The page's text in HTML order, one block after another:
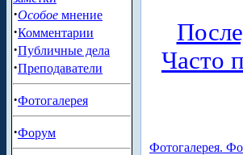
·Особое мнение
·Комментарии
·Публичные дела
·Преподаватели
·Фотогалерея
·Форум
Часто
Фотогалерея.